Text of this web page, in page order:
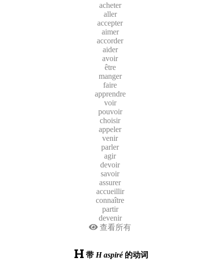
acheter
aller
accepter
aimer
accorder
aider
avoir
être
manger
faire
apprendre
voir
pouvoir
choisir
appeler
venir
parler
agir
devoir
savoir
assurer
accueillir
connaître
partir
devenir
查看所有
带 H aspiré的动词